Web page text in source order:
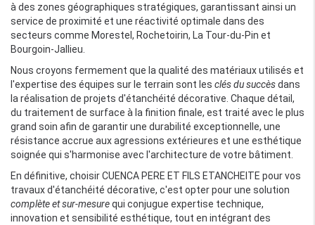
à des zones géographiques stratégiques, garantissant ainsi un
service de proximité et une réactivité optimale dans des
secteurs comme Morestel, Rochetoirin, La Tour-du-Pin et
Bourgoin-Jallieu.
Nous croyons fermement que la qualité des matériaux utilisés et
l'expertise des équipes sur le terrain sont les clés du succèsdans
la réalisation de projets d'étanchéité décorative. Chaque détail,
du traitement de surface à la finition finale, est traité avec le plus
grand soin afin de garantir une durabilité exceptionnelle, une
résistance accrue aux agressions extérieures et une esthétique
soignée qui s'harmonise avec l'architecture de votre bâtiment.
En définitive, choisir CUENCA PERE ET FILS ETANCHEITE pour vos
travaux d'étanchéité décorative, c'est opter pour une solution
complète et sur-mesurequi conjugue expertise technique,
innovation et sensibilité esthétique, tout en intégrant des